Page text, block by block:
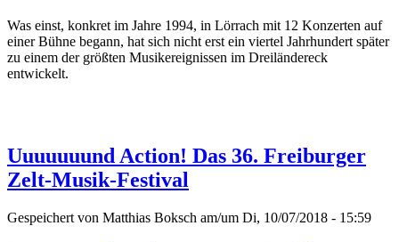
Was einst, konkret im Jahre 1994, in Lörrach mit 12 Konzerten auf
einer Bühne begann, hat sich nicht erst ein viertel Jahrhundert später
zu einem der größten Musikereignissen im Dreiländereck
entwickelt.
Uuuuuuund Action! Das 36. Freiburger
Zelt-Musik-Festival
Gespeichert von Matthias Boksch am/um Di, 10/07/2018 - 15:59